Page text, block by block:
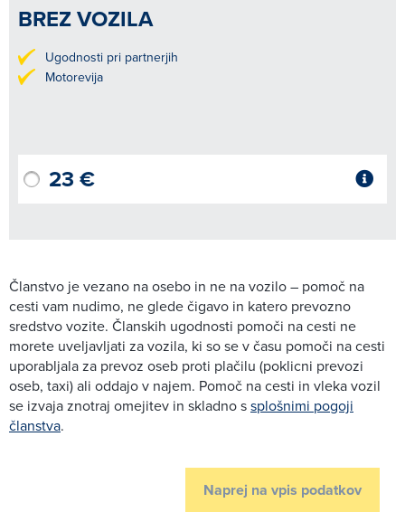
BREZ VOZILA
Ugodnosti pri partnerjih
Motorevija
23 €
Članstvo je vezano na osebo in ne na vozilo – pomoč na
cesti vam nudimo, ne glede čigavo in katero prevozno
sredstvo vozite. Članskih ugodnosti pomoči na cesti ne
morete uveljavljati za vozila, ki so se v času pomoči na cesti
uporabljala za prevoz oseb proti plačilu (poklicni prevozi
oseb, taxi) ali oddajo v najem. Pomoč na cesti in vleka vozil
se izvaja znotraj omejitev in skladno ssplošnimi pogoji
članstva.
Naprej na vpis podatkov